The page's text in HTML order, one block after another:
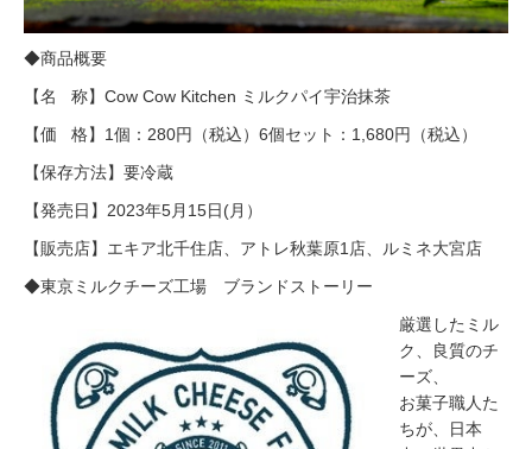
◆商品概要
【名 称】Cow Cow Kitchen ミルクパイ宇治抹茶
【価 格】1個：280円（税込）6個セット：1,680円（税込）
【保存方法】要冷蔵
【発売日】2023年5月15日(月）
【販売店】エキア北千住店、アトレ秋葉原1店、ルミネ大宮店
◆東京ミルクチーズ工場 ブランドストーリー
厳選したミル
ク、良質のチ
ーズ、
お菓子職人た
ちが、日本